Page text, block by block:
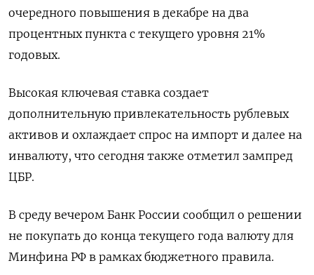
очередного повышения в декабре на два
процентных пункта с текущего уровня 21%
годовых.
Высокая ключевая ставка создает
дополнительную привлекательность рублевых
активов и охлаждает спрос на импорт и далее на
инвалюту, что сегодня также отметил зампред
ЦБР.
В среду вечером Банк России сообщил о решении
не покупать до конца текущего года валюту для
Минфина РФ в рамках бюджетного правила.